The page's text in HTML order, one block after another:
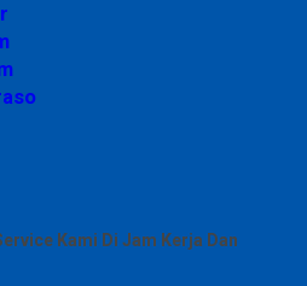
Kami Di Jam Kerja Dan